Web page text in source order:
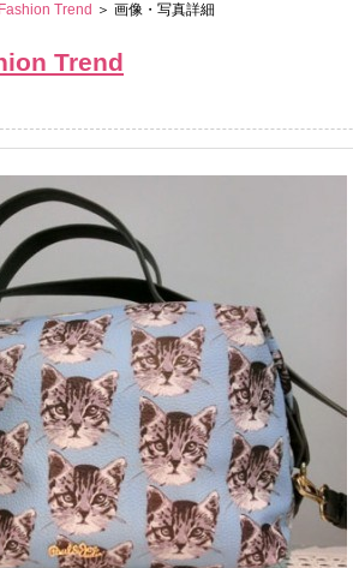
Trend ＞ 画像・写真詳細
Trend